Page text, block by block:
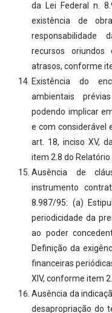
da Lei Federal n.
existência de
responsabilidade
recursos
atrasos, conforme
Existência do
ambientais
podendo implicar
e com considerável
art. 18, inciso XV,
item 2.8 do Relatório
Ausência de
instrumento
8.987/95: (a)
periodicidade da
ao poder
Definição da
financeiras
XIV, conforme item
Ausência da
desapropriação do